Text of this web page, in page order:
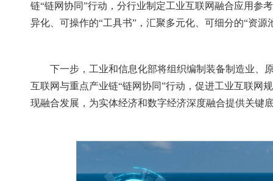
链“链网协同”行动，分行业制定工业互联网融合应用参
异化、可操作的“工具书”，汇聚多元化、可细分的“资源
下一步，工业和信息化部将组织编制装备制造业、
互联网与重点产业链“链网协同”行动，促进工业互联网
现融合发展，为实体经济和数字经济深度融合提供关键